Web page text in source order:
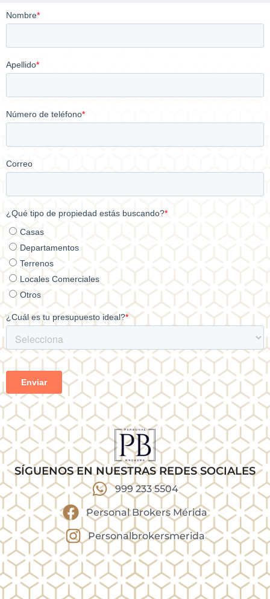
SÍGUENOS EN NUESTRAS REDES SOCIALES
999 233 5504
Personal Brokers Mérida
Personalbrokersmerida